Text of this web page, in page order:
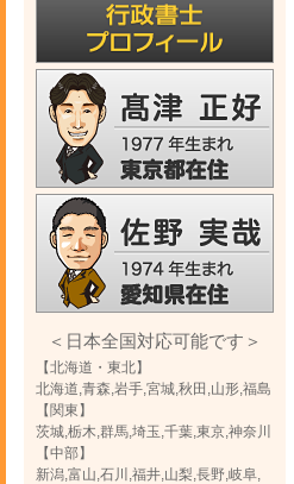
＜日本全国対応可能です＞
【北海道・東北】
北海道,青森,岩手,宮城,秋田,山形,福島
【関東】
茨城,栃木,群馬,埼玉,千葉,東京,神奈川
【中部】
新潟,富山,石川,福井,山梨,長野,岐阜,